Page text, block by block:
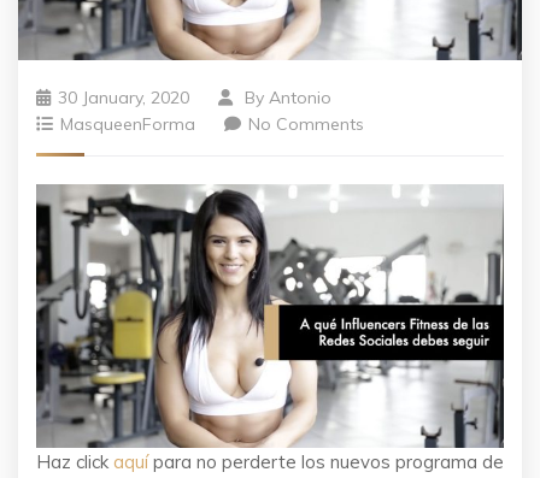
30 January, 2020 By Antonio
MasqueenForma
No Comments
Haz click aquípara no perderte los nuevos programa de